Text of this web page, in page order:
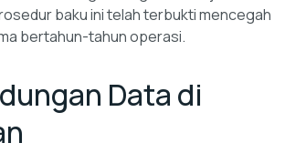
baku ini telah terbukti mencegah
bertahun-tahun operasi.
Data di